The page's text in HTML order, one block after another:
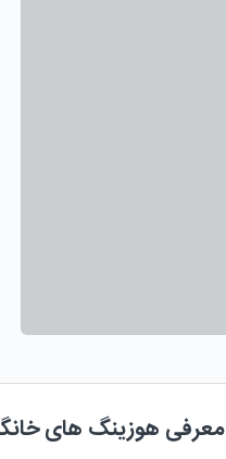
معرفی هوزینگ های